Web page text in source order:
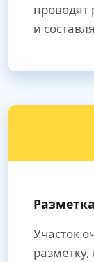
проводят
и
Разметка
Участок